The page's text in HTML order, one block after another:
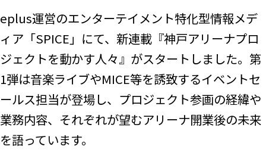
eplus運営のエンターテイメント特化型情報メデ
ィア「SPICE」にて、新連載『神戸アリーナプロ
ジェクトを動かす人々』がスタートしました。第
1弾は音楽ライブやMICE等を誘致するイベントセ
ールス担当が登場し、プロジェクト参画の経緯や
業務内容、それぞれが望むアリーナ開業後の未来
を語っています。